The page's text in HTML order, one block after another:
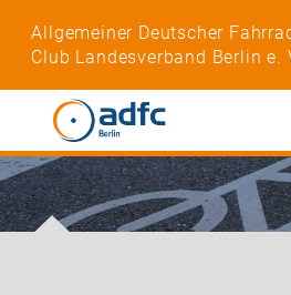
Allgemeiner Deutscher
Club Landesverband Berlin e.